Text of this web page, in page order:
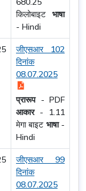
किलोबाइट भाषा
- Hindi
जीएसआर 102
दिनांक
08.07.2025
प्रारूप- PDF
आकार -
1.11
मेगा बाइट भाषा-
Hindi
जीएसआर 99
दिनांक
08.07.2025